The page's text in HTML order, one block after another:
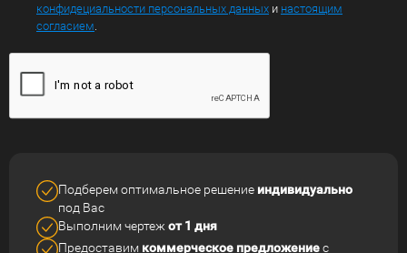
конфидециальности персональных данных и настоящим
согласием
Подберем оптимальное решение индивидуально
под Вас
Выполним чертеж от 1 дня
Предоставим коммерческое предложениес